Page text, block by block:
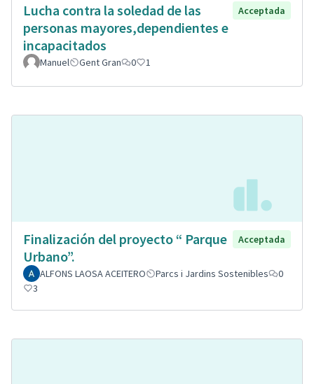
Lucha contra la soledad de las
personas mayores,dependientes e
incapacitados
Acceptada
Manuel Gent Gran 0 1
Finalización del proyecto “ Parque
Urbano”.
Acceptada
ALFONS LAOSA ACEITERO Parcs i Jardins Sostenibles
0
3